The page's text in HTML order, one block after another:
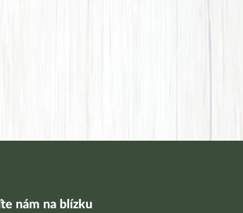
nám na blízku